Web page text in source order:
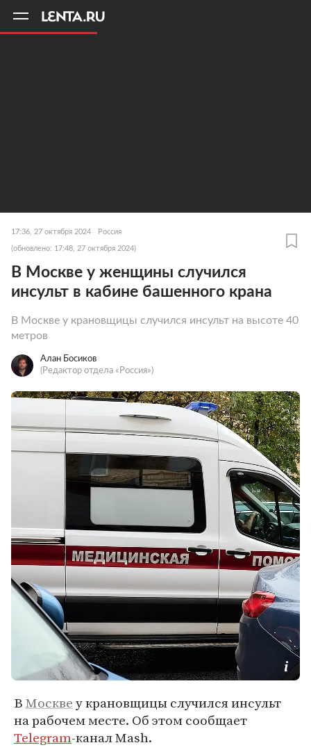
17:36, 27 октября 2024 Россия
(обновлено: 17:48, 27 октября 2024)
В Москве у женщины случился
инсульт в кабине башенного крана
В Москве у крановщицы случился инсульт на высоте 40
метров
Алан Босиков
(Редактор отдела «Россия»)
ВМосквеу крановщицы случился инсульт
на рабочем месте. Об этом сообщает
Telegram-канал Mash.